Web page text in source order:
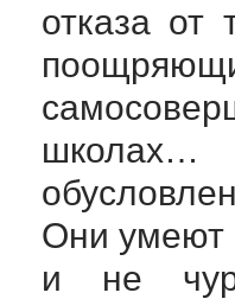
отказа от
школах…
Они умеют
и не